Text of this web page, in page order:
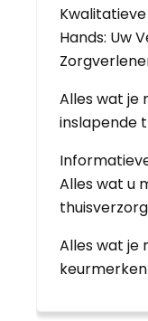
Hands: Uw
Alles wat je
inslapende
Alles wat u
Alles wat je